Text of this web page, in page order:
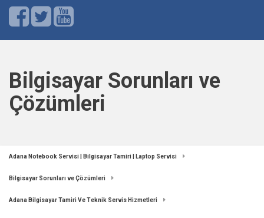
Bilgisayar Sorunları ve
Çözümleri
Adana Notebook Servisi | Bilgisayar Tamiri | Laptop Servisi
Bilgisayar Sorunları ve Çözümleri
Adana Bilgisayar Tamiri Ve Teknik Servis Hizmetleri